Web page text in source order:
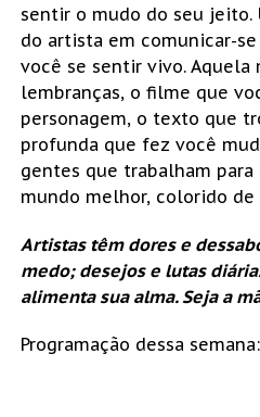
sentir o mudo do seu jeito.
do artista em comunicar-
você se sentir vivo. Aquela
lembranças, o filme que
personagem, o texto que
profunda que fez você
gentes que trabalham
mundo melhor, colorido de
Artistas têm dores e
medo; desejos e lutas
alimenta sua alma. Seja a
Programação dessa semana: